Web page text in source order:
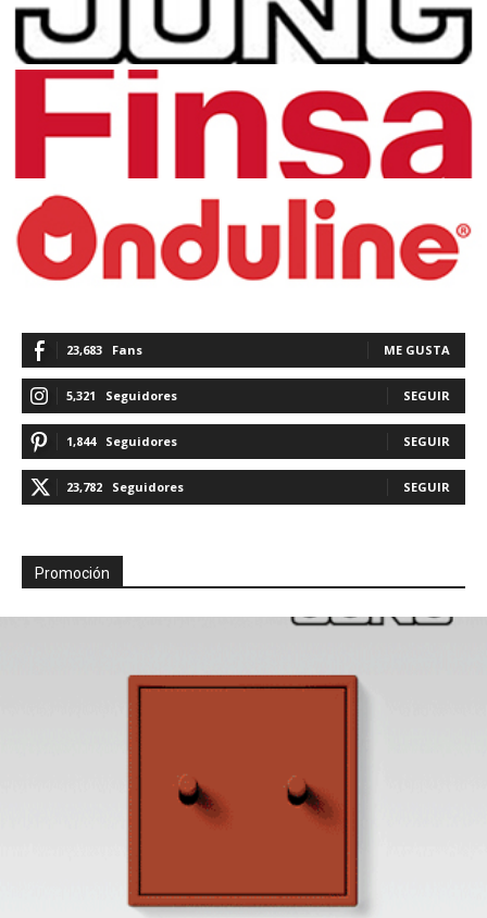
23,683 Fans ME GUSTA
5,321 Seguidores SEGUIR
1,844 Seguidores SEGUIR
23,782 Seguidores SEGUIR
Promoción